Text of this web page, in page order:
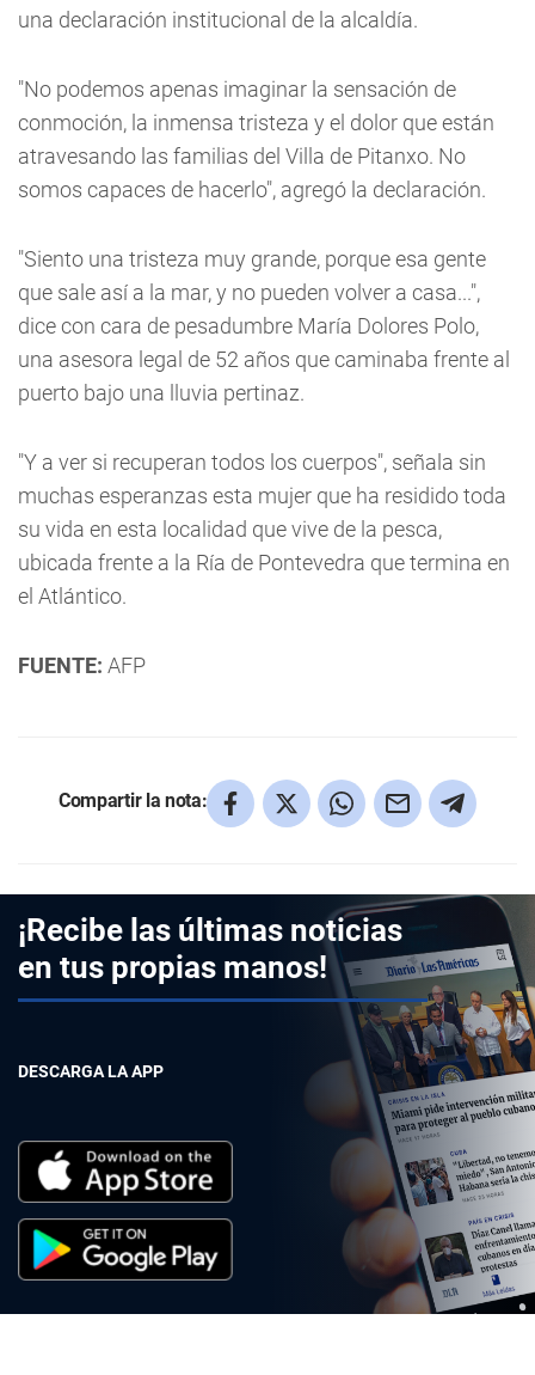
una declaración institucional de la alcaldía.
"No podemos apenas imaginar la sensación de
conmoción, la inmensa tristeza y el dolor que están
atravesando las familias del Villa de Pitanxo. No
somos capaces de hacerlo", agregó la declaración.
"Siento una tristeza muy grande, porque esa gente
que sale así a la mar, y no pueden volver a casa...",
dice con cara de pesadumbre María Dolores Polo,
una asesora legal de 52 años que caminaba frente al
puerto bajo una lluvia pertinaz.
"Y a ver si recuperan todos los cuerpos", señala sin
muchas esperanzas esta mujer que ha residido toda
su vida en esta localidad que vive de la pesca,
ubicada frente a la Ría de Pontevedra que termina en
el Atlántico.
FUENTE: AFP
Compartir la nota:
¡Recibe las últimas noticias
en tus propias manos!
DESCARGA LA APP